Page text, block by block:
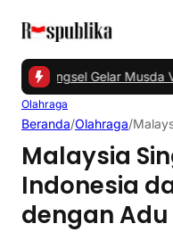
Tangsel Gelar Musda
Olahraga
Beranda/Olahraga/
Malaysia
Indonesia
dengan